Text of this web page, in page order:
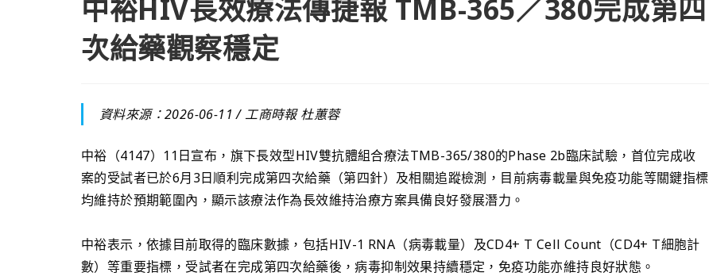
中裕HIV長效療法傳捷報 TMB-365／380完成第四
次給藥觀察穩定
資料來源：2026-06-11 /工商時報 杜蕙蓉
中裕（4147）11日宣布，旗下長效型HIV雙抗體組合療法TMB-365/380的Phase 2b臨床試驗，首位完成收
案的受試者已於6月3日順利完成第四次給藥（第四針）及相關追蹤檢測，目前病毒載量與免疫功能等關鍵指標
均維持於預期範圍內，顯示該療法作為長效維持治療方案具備良好發展潛力。
中裕表示，依據目前取得的臨床數據，包括HIV-1 RNA（病毒載量）及CD4+ T Cell Count（CD4+ T細胞計
數）等重要指標，受試者在完成第四次給藥後，病毒抑制效果持續穩定，免疫功能亦維持良好狀態。